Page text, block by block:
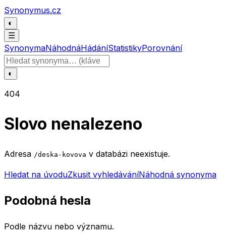
Přeskočit na obsah
Synonymus.cz
◐
☰
SynonymaNáhodnáHádáníStatistikyPorovnání
Hledat slovo
◐
404
Slovo nenalezeno
Adresa /deska-kovova v databázi neexistuje.
Hledat na úvoduZkusit vyhledáváníNáhodná synonyma
Podobná hesla
Podle názvu nebo významu.